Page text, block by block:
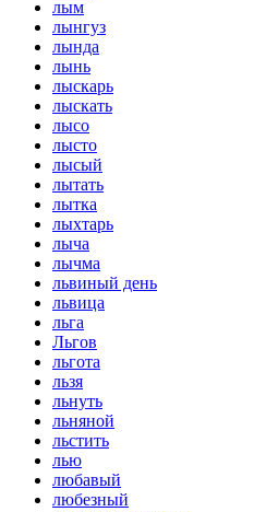
лым
лынгуз
лында
лынь
лыскарь
лыскать
лысо
лысто
лысый
лытать
лытка
лыхтарь
лыча
лычма
львиный день
львица
льга
Льгов
льгота
льзя
льнуть
льняной
льстить
лью
любавый
любезный